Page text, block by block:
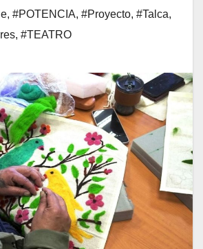
, #POTENCIA, #Proyecto, #Talca,
, #TEATRO